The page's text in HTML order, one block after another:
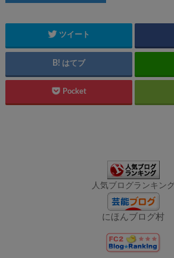
ツイート
はてブ
Pocket
人気ブログランキング
にほんブログ村